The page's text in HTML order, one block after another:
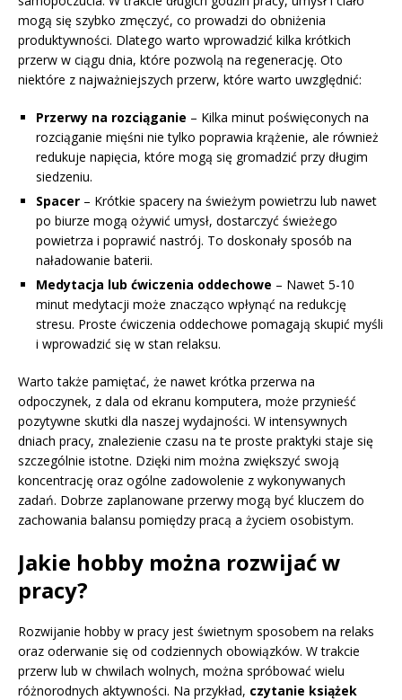
mogą się szybko zmęczyć, co prowadzi do obniżenia
produktywności. Dlatego warto wprowadzić kilka krótkich
przerw w ciągu dnia, które pozwolą na regenerację. Oto
niektóre z najważniejszych przerw, które warto uwzględnić:
Przerwy na rozciąganie – Kilka minut poświęconych na
rozciąganie mięśni nie tylko poprawia krążenie, ale również
redukuje napięcia, które mogą się gromadzić przy długim
siedzeniu.
Spacer – Krótkie spacery na świeżym powietrzu lub nawet
po biurze mogą ożywić umysł, dostarczyć świeżego
powietrza i poprawić nastrój. To doskonały sposób na
naładowanie baterii.
Medytacja lub ćwiczenia oddechowe – Nawet 5-10
minut medytacji może znacząco wpłynąć na redukcję
stresu. Proste ćwiczenia oddechowe pomagają skupić myśli
i wprowadzić się w stan relaksu.
Warto także pamiętać, że nawet krótka przerwa na
odpoczynek, z dala od ekranu komputera, może przynieść
pozytywne skutki dla naszej wydajności. W intensywnych
dniach pracy, znalezienie czasu na te proste praktyki staje się
szczególnie istotne. Dzięki nim można zwiększyć swoją
koncentrację oraz ogólne zadowolenie z wykonywanych
zadań. Dobrze zaplanowane przerwy mogą być kluczem do
zachowania balansu pomiędzy pracą a życiem osobistym.
Jakie hobby można rozwijać w
pracy?
Rozwijanie hobby w pracy jest świetnym sposobem na relaks
oraz oderwanie się od codziennych obowiązków. W trakcie
przerw lub w chwilach wolnych, można spróbować wielu
różnorodnych aktywności. Na przykład, czytanie książek